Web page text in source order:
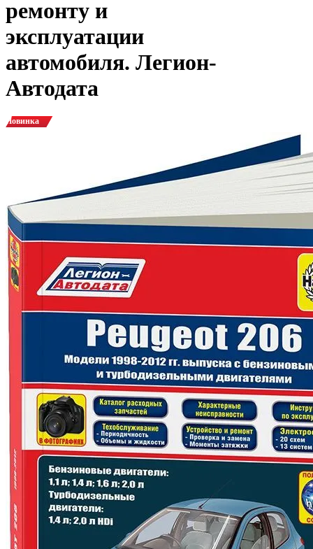
ремонту и
эксплуатации
автомобиля. Легион-
Автодата
Новинка